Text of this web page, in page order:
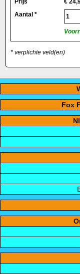
Prijs €
Aantal *
* verplichte veld(en)
Fox